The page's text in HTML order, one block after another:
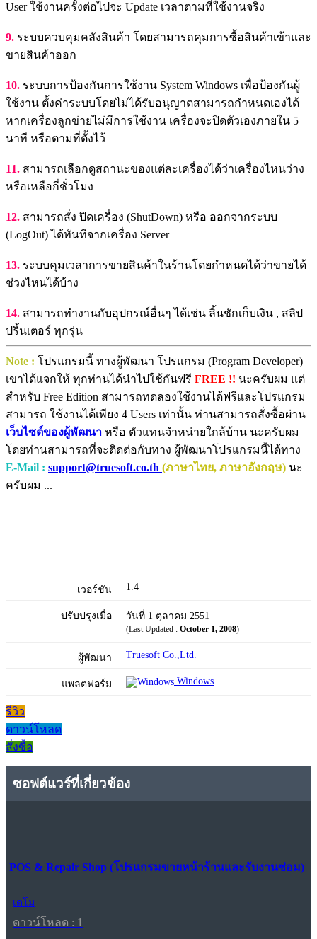
User ใช้งานครั้งต่อไปจะ Update เวลาตามที่ใช้งานจริง
9. ระบบควบคุมคลังสินค้า โดยสามารถคุมการซื้อสินค้าเข้าและ
ขายสินค้าออก
10. ระบบการป้องกันการใช้งาน System Windows เพื่อป้องกันผู้
ใช้งาน ตั้งค่าระบบโดยไม่ได้รับอนุญาตสามารถกำหนดเองได้
หากเครื่องลูกข่ายไม่มีการใช้งาน เครื่องจะปิดตัวเองภายใน 5
นาที หรือตามที่ตั้งไว้
11. สามารถเลือกดูสถานะของแต่ละเครื่องได้ว่าเครื่องไหนว่าง
หรือเหลือกี่ชั่วโมง
12. สามารถสั่ง ปิดเครื่อง (ShutDown) หรือ ออกจากระบบ
(LogOut) ได้ทันทีจากเครื่อง Server
13. ระบบคุมเวลาการขายสินค้าในร้านโดยกำหนดได้ว่าขายได้
ช่วงไหนได้บ้าง
14. สามารถทำงานกับอุปกรณ์อื่นๆ ได้เช่น ลิ้นชักเก็บเงิน , สลิป
ปริ้นเตอร์ ทุกรุ่น
Note : โปรแกรมนี้ ทางผู้พัฒนา โปรแกรม (Program Developer)
เขาได้แจกให้ ทุกท่านได้นำไปใช้กันฟรี FREE !! นะครับผม แต่
สำหรับ Free Edition สามารถทดลองใช้งานได้ฟรีและโปรแกรม
สามารถ ใช้งานได้เพียง 4 Users เท่านั้น ท่านสามารถสั่งซื้อผ่าน
เว็บไซต์ของผู้พัฒนา หรือ ตัวแทนจำหน่ายใกล้บ้าน นะครับผม
โดยท่านสามารถที่จะติดต่อกับทาง ผู้พัฒนาโปรแกรมนี้ได้ทาง
E-Mail : support@truesoft.co.th (ภาษาไทย, ภาษาอังกฤษ) นะ
ครับผม ...
เวอร์ชัน 1.4
ปรับปรุงเมื่อ วันที่ 1 ตุลาคม 2551
(Last Updated : October 1, 2008)
ผู้พัฒนา Truesoft Co.,Ltd.
แพลตฟอร์ม Windows
รีวิว
ดาวน์โหลด
สั่งซื้อ
ซอฟต์แวร์ที่เกี่ยวข้อง
POS & Repair Shop (โปรแกรมขายหน้าร้านและรับงานซ่อม)
เดโม
ดาวน์โหลด : 1